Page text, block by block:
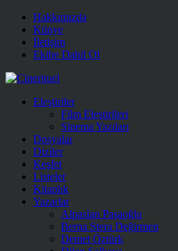
Hakkımızda
Künye
İletişim
Ekibe Dahil Ol
Eleştiriler
Film Eleştirileri
Sinema Yazıları
Dosyalar
Diziler
Keşfet
Listeler
Kitaplık
Yazarlar
Alpaslan Paşaoğlu
Berna Stera Değirmen
Demet Öztürk